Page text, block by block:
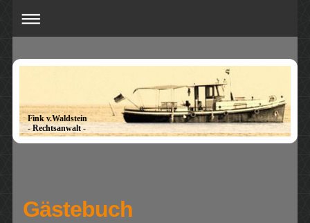
Fink v.Waldstein
- Rechtsanwalt -
Gästebuch